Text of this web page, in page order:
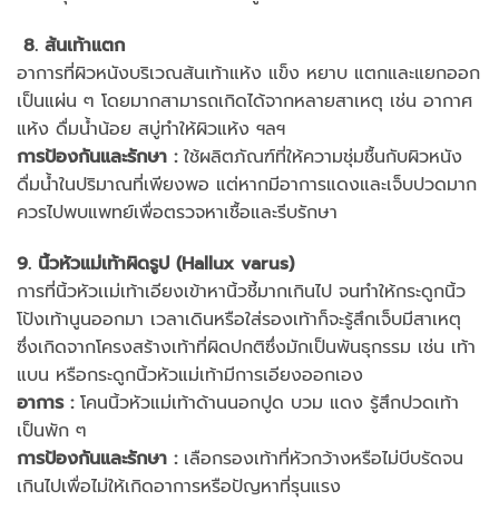
8. ส้นเท้าแตก
อาการที่ผิวหนังบริเวณส้นเท้าแห้ง แข็ง หยาบ แตกและแยกออก
เป็นแผ่น ๆ โดยมากสามารถเกิดได้จากหลายสาเหตุ เช่น อากาศ
แห้ง ดื่มน้ำน้อย สบู่ทำให้ผิวแห้ง ฯลฯ
การป้องกันและรักษา : ใช้ผลิตภัณฑ์ที่ให้ความชุ่มชื้นกับผิวหนัง
ดื่มน้ำในปริมาณที่เพียงพอ แต่หากมีอาการแดงและเจ็บปวดมาก
ควรไปพบแพทย์เพื่อตรวจหาเชื้อและรีบรักษา
9. นิ้วหัวแม่เท้าผิดรูป (Hallux varus)
การที่นิ้วหัวเเม่เท้าเอียงเข้าหานิ้วชี้มากเกินไป จนทำให้กระดูกนิ้ว
โป้งเท้านูนออกมา เวลาเดินหรือใส่รองเท้าก็จะรู้สึกเจ็บมีสาเหตุ
ซึ่งเกิดจากโครงสร้างเท้าที่ผิดปกติซึ่งมักเป็นพันธุกรรม เช่น เท้า
แบน หรือกระดูกนิ้วหัวแม่เท้ามีการเอียงออกเอง
อาการ : โคนนิ้วหัวแม่เท้าด้านนอกปูด บวม แดง รู้สึกปวดเท้า
เป็นพัก ๆ
การป้องกันและรักษา :เลือกรองเท้าที่หัวกว้างหรือไม่บีบรัดจน
เกินไปเพื่อไม่ให้เกิดอาการหรือปัญหาที่รุนแรง